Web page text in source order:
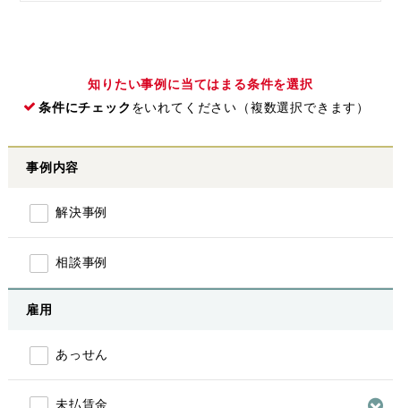
知りたい事例に当てはまる条件を選択
条件にチェック をいれてください（複数選択できます）
事例内容
解決事例
相談事例
雇用
あっせん
未払賃金